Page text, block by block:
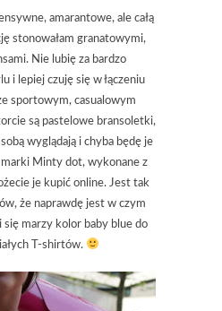
amarantowe, ale całą
stonowałam granatowymi,
Nie lubię za bardzo
i lepiej czuję się w łączeniu
sportowym, casualowym
są pastelowe bransoletki,
wyglądają i chyba będę je
marki Minty dot, wykonane z
je kupić online. Jest tak
że naprawdę jest w czym
się marzy kolor baby blue do
T-shirtów.